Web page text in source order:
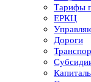
Тарифы
ЕРКЦ
Дороги